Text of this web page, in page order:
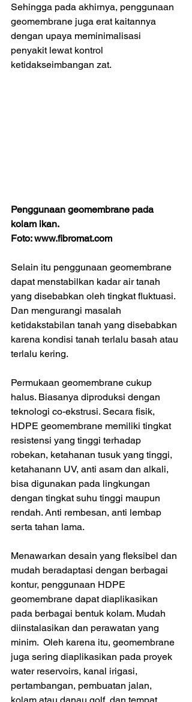
Sehingga pada akhirnya, penggunaan
geomembrane juga erat kaitannya
dengan upaya meminimalisasi
penyakit lewat kontrol
ketidakseimbangan zat.
Penggunaan geomembrane pada
kolam ikan.
Foto: www.fibromat.com
Selain itu penggunaan geomembrane
dapat menstabilkan kadar air tanah
yang disebabkan oleh tingkat fluktuasi.
Dan mengurangi masalah
ketidakstabilan tanah yang disebabkan
karena kondisi tanah terlalu basah atau
terlalu kering.
Permukaan geomembrane cukup
halus. Biasanya diproduksi dengan
teknologi co-ekstrusi. Secara fisik,
HDPE geomembrane memiliki tingkat
resistensi yang tinggi terhadap
robekan, ketahanan tusuk yang tinggi,
ketahanann UV, anti asam dan alkali,
bisa digunakan pada lingkungan
dengan tingkat suhu tinggi maupun
rendah. Anti rembesan, anti lembap
serta tahan lama.
Menawarkan desain yang fleksibel dan
mudah beradaptasi dengan berbagai
kontur, penggunaan HDPE
geomembrane dapat diaplikasikan
pada berbagai bentuk kolam. Mudah
diinstalasikan dan perawatan yang
minim.  Oleh karena itu, geomembrane
juga sering diaplikasikan pada proyek
water reservoirs, kanal irigasi,
pertambangan, pembuatan jalan,